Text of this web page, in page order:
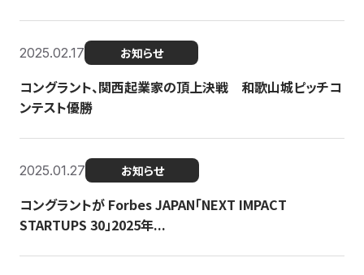
2025.02.17 お知らせ
コングラント、関西起業家の頂上決戦 和歌山城ピッチコ
ンテスト優勝
2025.01.27 お知らせ
コングラントが Forbes JAPAN「NEXT IMPACT
STARTUPS 30」2025年...